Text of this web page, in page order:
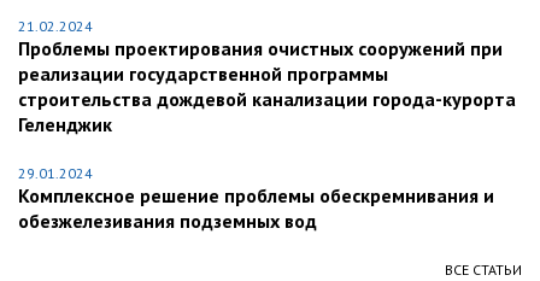
21.02.2024
Проблемы проектирования очистных сооружений при
реализации государственной программы
строительства дождевой канализации города-курорта
Геленджик
29.01.2024
Комплексное решение проблемы обескремнивания и
обезжелезивания подземных вод
ВСЕ СТАТЬИ